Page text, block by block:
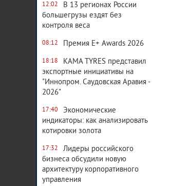
12:02
В 13 регионах России
большегрузы ездят без
контроля веса
08:12 Премия E+ Awards 2026
18:18
KAMA TYRES представил
экспортные инициативы на
"Иннопром. Саудовская Аравия -
2026"
17:40
Экономические
индикаторы: как анализировать
котировки золота
17:32
Лидеры российского
бизнеса обсудили новую
архитектуру корпоративного
управления